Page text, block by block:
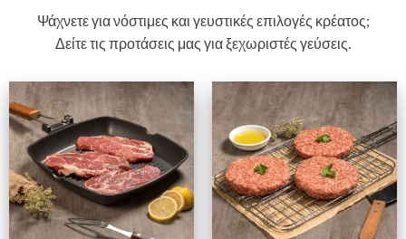
Ψάχνετε για νόστιμες και γευστικές επιλογές κρέατος;
Δείτε τις προτάσεις μας για ξεχωριστές γεύσεις.